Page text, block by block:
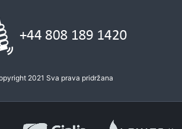
2021 Sva prava pridržana